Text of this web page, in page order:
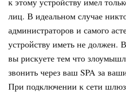
лиц. В идеальном случае
администраторов и самого
устройству иметь не должен.
вы рискуете тем что
звонить через ваш SPA за
При подключении к сети